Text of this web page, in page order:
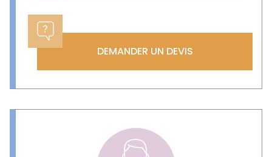
DEMANDER UN DEVIS